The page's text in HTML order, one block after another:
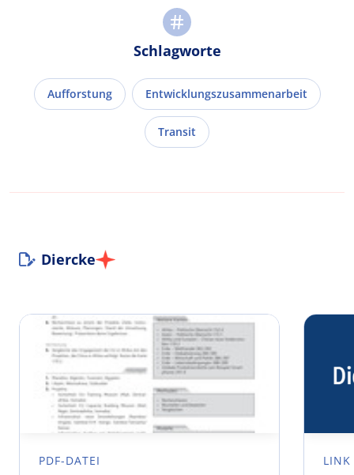
Schlagworte
Aufforstung Entwicklungszusammenarbeit
Transit
Diercke
PDF-DATEI LINK